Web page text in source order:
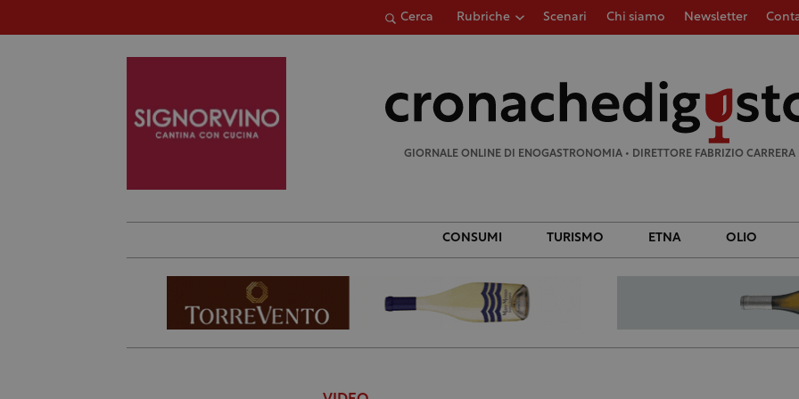
Cerca Rubriche Scenari Chi siamo Newsletter
GIORNALE ONLINE DI ENOGASTRONOMIA • DIRETTORE FABRIZIO CARRERA
CONSUMI TURISMO ETNA OLIO